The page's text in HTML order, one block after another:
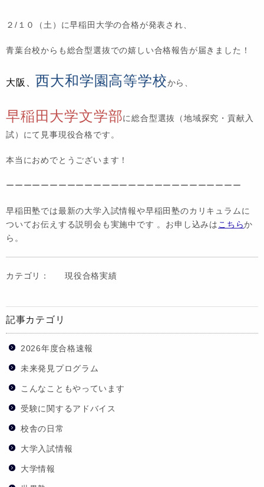
２/１０（土）に早稲田大学の合格が発表され、
青葉台校からも総合型選抜での嬉しい合格報告が届きました！
大阪、 西大和学園高等学校から、
早稲田大学文学部に総合型選抜（地域探究・貢献入
試）にて見事現役合格です。
本当におめでとうございます！
ーーーーーーーーーーーーーーーーーーーーーーーーーーー
早稲田塾では最新の大学入試情報や早稲田塾のカリキュラムに
ついてお伝えする説明会も実施中です 。お申し込みは こちらか
ら。
カテゴリ： 現役合格実績
記事カテゴリ
2026年度合格速報
未来発見プログラム
こんなこともやっています
受験に関するアドバイス
校舎の日常
大学入試情報
大学情報